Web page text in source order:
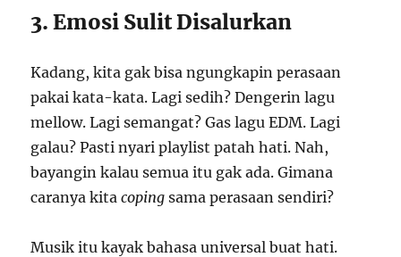
3. Emosi Sulit Disalurkan
Kadang, kita gak bisa ngungkapin perasaan
pakai kata-kata. Lagi sedih? Dengerin lagu
mellow. Lagi semangat? Gas lagu EDM. Lagi
galau? Pasti nyari playlist patah hati. Nah,
bayangin kalau semua itu gak ada. Gimana
caranya kitacoping sama perasaan sendiri?
Musik itu kayak bahasa universal buat hati.